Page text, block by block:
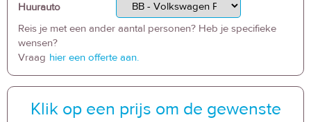
Huurauto
Reis je met een ander aantal personen? Heb je specifieke
wensen?
Vraag hier een offerte aan.
Klik op een prijs om de gewenste